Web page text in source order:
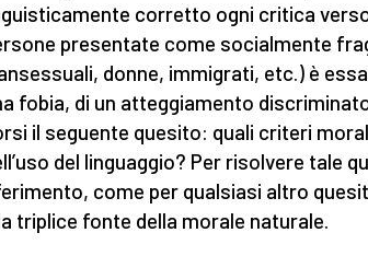
corretto ogni critica
presentate come socialmente
donne, immigrati, etc.) è
fobia, di un atteggiamento
il seguente quesito: quali criteri
del linguaggio? Per risolvere tale
come per qualsiasi altro
triplice fonte della morale naturale.